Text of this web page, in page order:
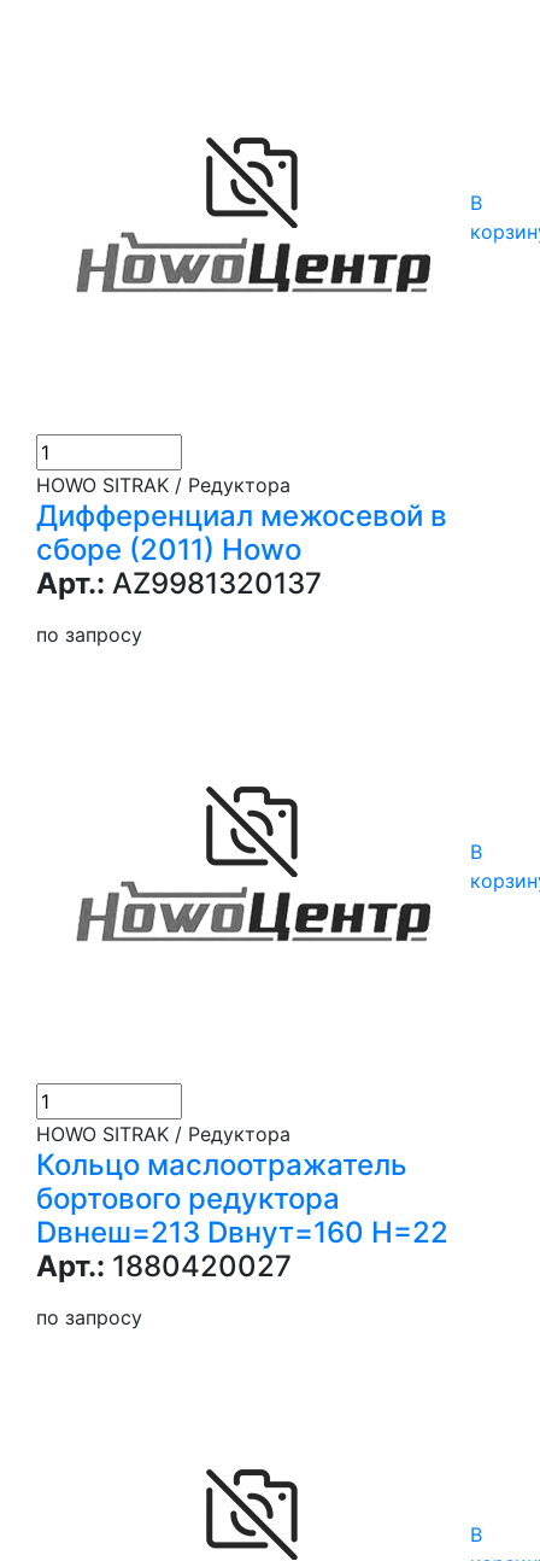
В
HOWO SITRAK / Редуктора
Дифференциал межосевой в
сборе (2011) Howo
Арт.: AZ9981320137
по запросу
В
HOWO SITRAK / Редуктора
Кольцо маслоотражатель
бортового редуктора
Dвнеш=213 Dвнут=160 H=22
Арт.: 1880420027
по запросу
В